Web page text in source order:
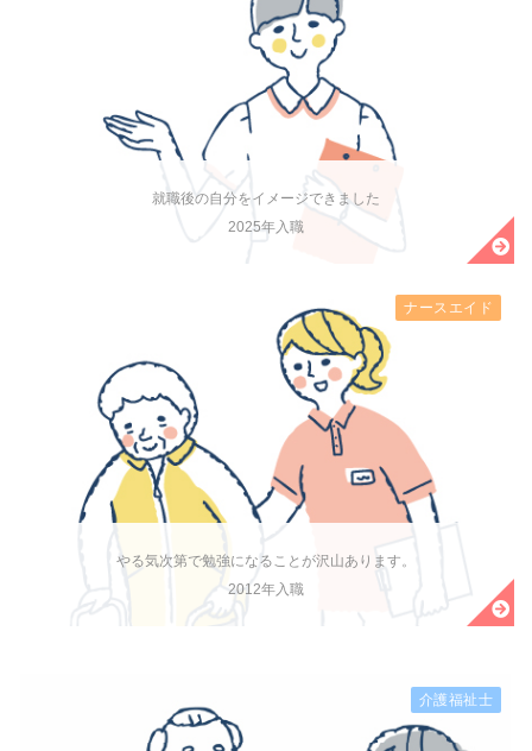
就職後の自分をイメージできました
2025年入職
やる気次第で勉強になることが沢山あります。
2012年入職
ナースエイド
介護福祉士